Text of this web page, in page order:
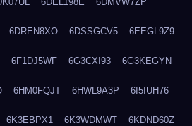
6DREN8XO 6DSSGCV5 6EEGL9Z9
6F1DJ5WF 6G3CXI93 6G3KEGYN
6HM0FQJT 6HWL9A3P 6I5IUH76
6K3EBPX1 6K3WDMWT 6KDND60Z